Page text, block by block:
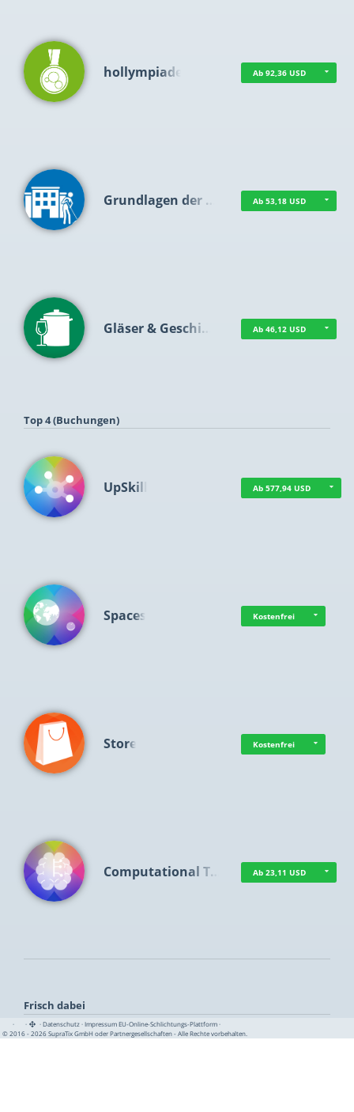
hollympiade Ab 92,36 USD
Grundlagen der … Ab 53,18 USD
Gläser & Geschi… Ab 46,12 USD
Top 4 (Buchungen)
UpSkill Ab 577,94 USD
Spaces Kostenfrei
Store Kostenfrei
Computational T… Ab 23,11 USD
Frisch dabei
· · ·Datenschutz·Impressum EU-Online-Schlichtungs-Plattform·
© 2016 - 2026 SupraTix GmbH oder Partnergesellschaften - Alle Rechte vorbehalten.